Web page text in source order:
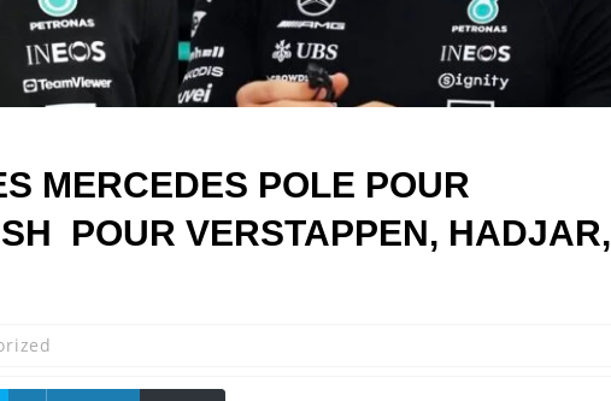
MERCEDES POLE POUR
POUR VERSTAPPEN, HADJAR,